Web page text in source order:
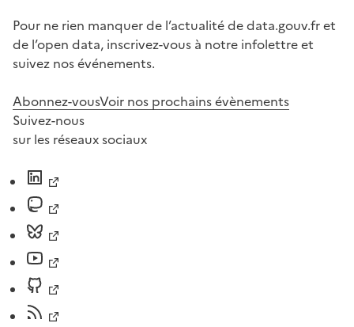
Pour ne rien manquer de l’actualité de data.gouv.fr et
de l’open data, inscrivez-vous à notre infolettre et
suivez nos événements.
Abonnez-vousVoir nos prochains évènements
Suivez-nous
sur les réseaux sociaux